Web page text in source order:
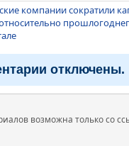
компании сократили
отключены.
возможна только со